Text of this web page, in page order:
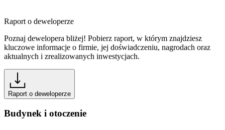
Raport o deweloperze
Poznaj dewelopera bliżej! Pobierz raport, w którym znajdziesz
kluczowe informacje o firmie, jej doświadczeniu, nagrodach oraz
aktualnych i zrealizowanych inwestycjach.
Raport o deweloperze
Budynek i otoczenie